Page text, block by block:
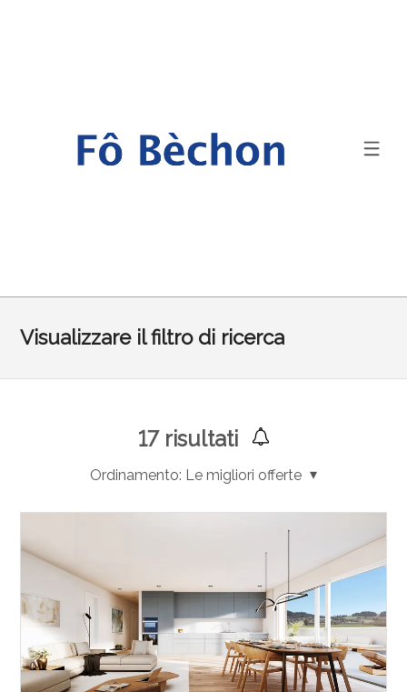
Visualizzare il filtro di ricerca
17risultati
Ordinamento: Le migliori offerte